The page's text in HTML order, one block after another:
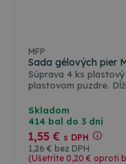
MFP
Sada gélových pier
Súprava 4 ks
plastovom puzdre.
sivá
Skladom
414 bal do 3 dní
1,55 € s DPH
1,26 € bez DPH
(Ušetríte 0,20 € oproti